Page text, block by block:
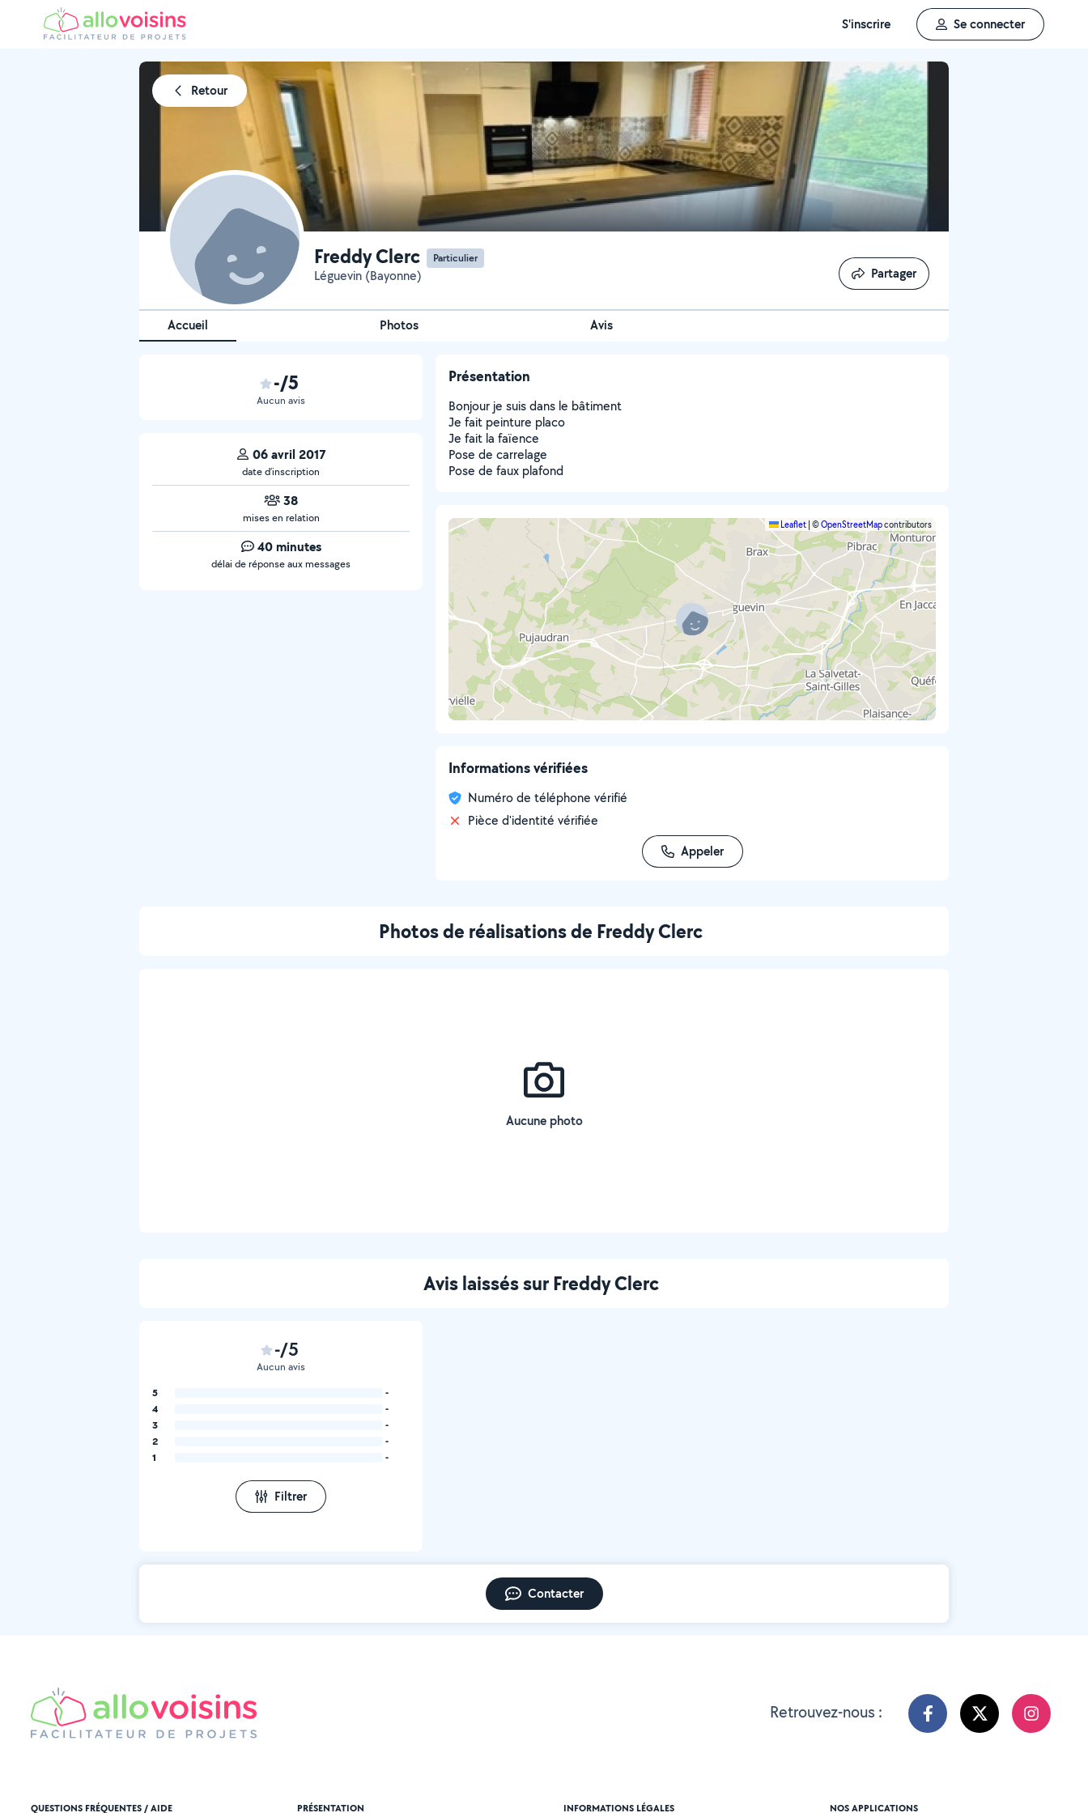
S'inscrire Se connecter
Retour
Freddy Clerc Particulier
Léguevin (Bayonne) Partager
Partager
Accueil Photos Avis
-/5
Aucun avis
06 avril 2017
date d’inscription
38
mises en relation
40 minutes
délai de réponse aux messages
Présentation
Bonjour je suis dans le bâtiment
Je fait peinture placo
Je fait la faïence
Pose de carrelage
Pose de faux plafond
Leaflet ©OpenStreetMapcontributors
Informations vérifiées
Numéro de téléphone vérifié
Pièce d'identité vérifiée
Appeler
Photos de réalisations de Freddy Clerc
Aucune photo
Avis laissés sur Freddy Clerc
-/5
Aucun avis
5
-
4
-
3
-
2
-
1
-
Filtrer
Contacter
Retrouvez-nous :
QUESTIONS FRÉQUENTES / AIDE PRÉSENTATION INFORMATIONS LÉGALES NOS APPLICATIONS